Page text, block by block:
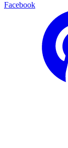
Facebook